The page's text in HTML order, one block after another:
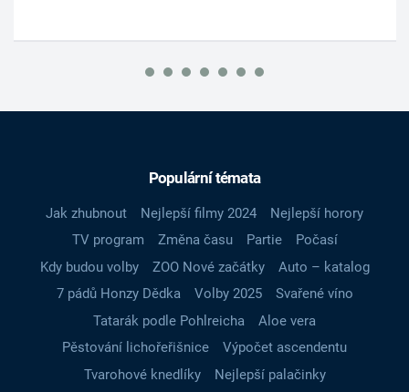
Populární témata
Jak zhubnout Nejlepší filmy 2024
Nejlepší horory
TV program
Změna času Partie
Počasí
Kdy budou volby
ZOO Nové začátky
Auto – katalog
7 pádů Honzy Dědka
Volby 2025
Svařené víno
Tatarák podle Pohlreicha
Aloe vera
Pěstování lichořeřišnice
Výpočet ascendentu
Tvarohové knedlíky
Nejlepší palačinky